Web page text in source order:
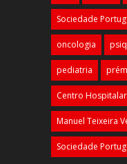
Sociedade
oncologia
pediatria
Centro
Manuel Teixeira
Sociedade